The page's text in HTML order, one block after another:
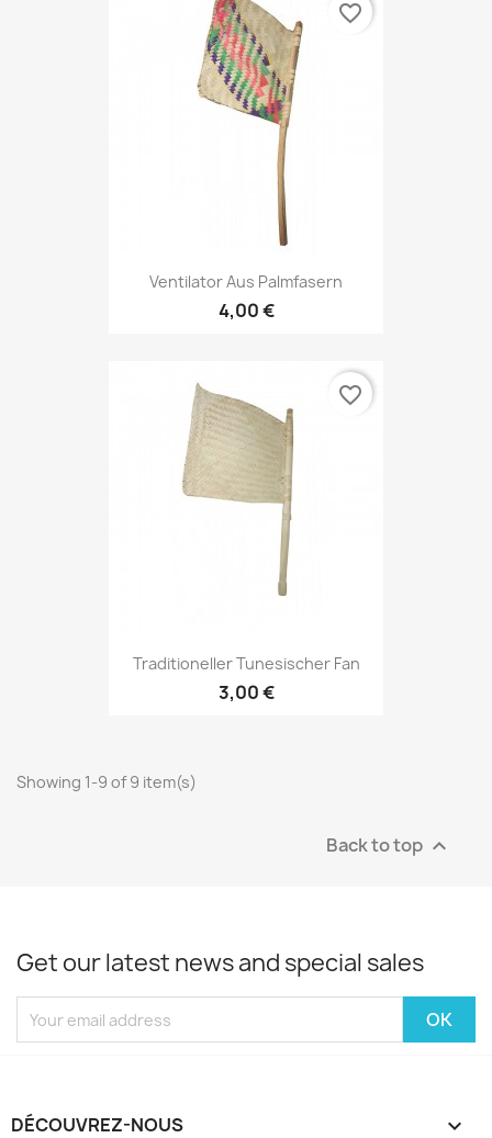
Ventilator Aus Palmfasern
4,00 €
favorite_border
Traditioneller Tunesischer Fan
3,00 €
favorite_border
Showing 1-9 of 9 item(s)
Back to top 
Get our latest news and special sales
DÉCOUVREZ-NOUS 